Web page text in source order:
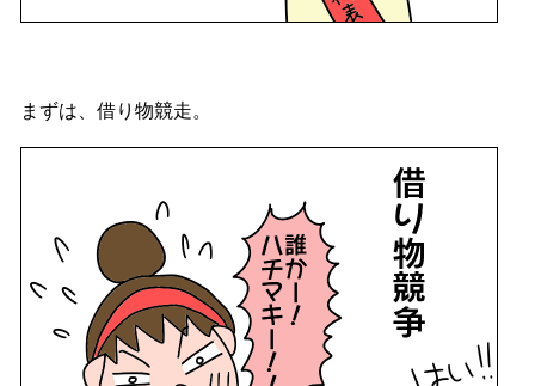
まずは、借り物競走。